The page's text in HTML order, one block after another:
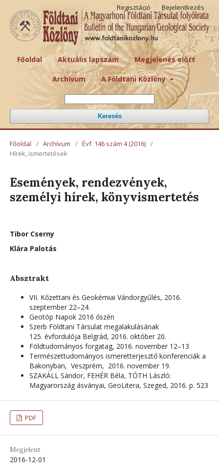
Főoldal Aktuális lapszám Megjelenés előtt
Archívum A Földtani Közlöny
Keresés
Regisztáció Bejelentkezés
Főoldal / Archívum / Évf. 146 szám 4 (2016) /
Hírek, ismertetések
Események, rendezvények,
személyi hírek, könyvismertetés
Tibor Cserny
Klára Palotás
Absztrakt
VII. Kőzettani és Geokémiai Vándorgyűlés, 2016.
szeptember 22–24.
Geotóp Napok 2016 őszén
Szerb Földtani Társulat megalakulásának
125. évfordulója Belgrád, 2016. október 20.
Földtudományos forgatag, 2016. november 12–13
Természettudományos ismeretterjesztő konferenciák a
Bakonyban, Veszprém, 2016. november 19.
SZAKÁLL Sándor, FEHÉR Béla, TÓTH László:
Magyarország ásványai, GeoLitera, Szeged, 2016. p. 523
PDF
Megjelent
2016-12-01